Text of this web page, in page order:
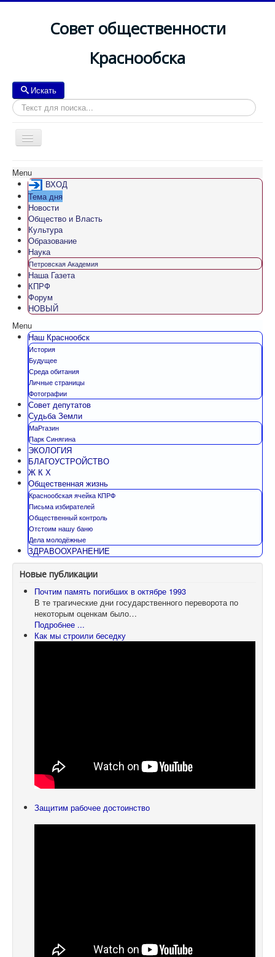
Совет общественности
Краснообска
Искать
Toggle
Navigation
Menu
ВХОД
Тема дня
Новости
Общество и Власть
Культура
Образование
Наука
Петровская Академия
Наша Газета
КПРФ
Форум
НОВЫЙ
Menu
Наш Краснообск
История
Будущее
Среда обитания
Личные страницы
Фотографии
Совет депутатов
Судьба Земли
МаРгазин
Парк Синягина
ЭКОЛОГИЯ
БЛАГОУСТРОЙСТВО
Ж К Х
Общественная жизнь
Краснообская ячейка КПРФ
Письма избирателей
Общественный контроль
Отстоим нашу баню
Дела молодёжные
ЗДРАВООХРАНЕНИЕ
Новые публикации
Почтим память погибших в октябре 1993
В те трагические дни государственного переворота по
некоторым оценкам было…
Подробнее ...
Как мы строили беседку
Защитим рабочее достоинство